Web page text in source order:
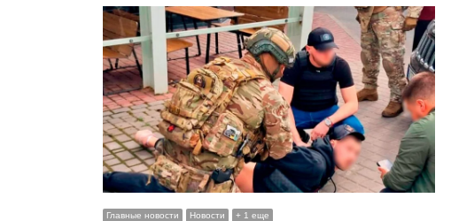
Главные новости Новости + 1 еще